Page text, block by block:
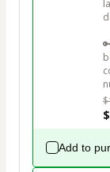
Add to